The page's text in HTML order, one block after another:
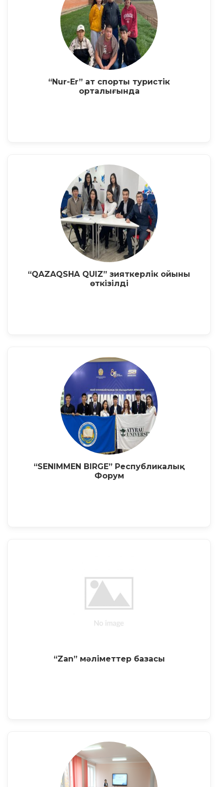
“Nur-Er” ат спорты туристік
орталығында
“QAZAQSHA QUIZ” зияткерлік ойыны
өткізілді
“SENIMMEN BIRGE” Республикалық
Форум
“Zan” мәліметтер базасы